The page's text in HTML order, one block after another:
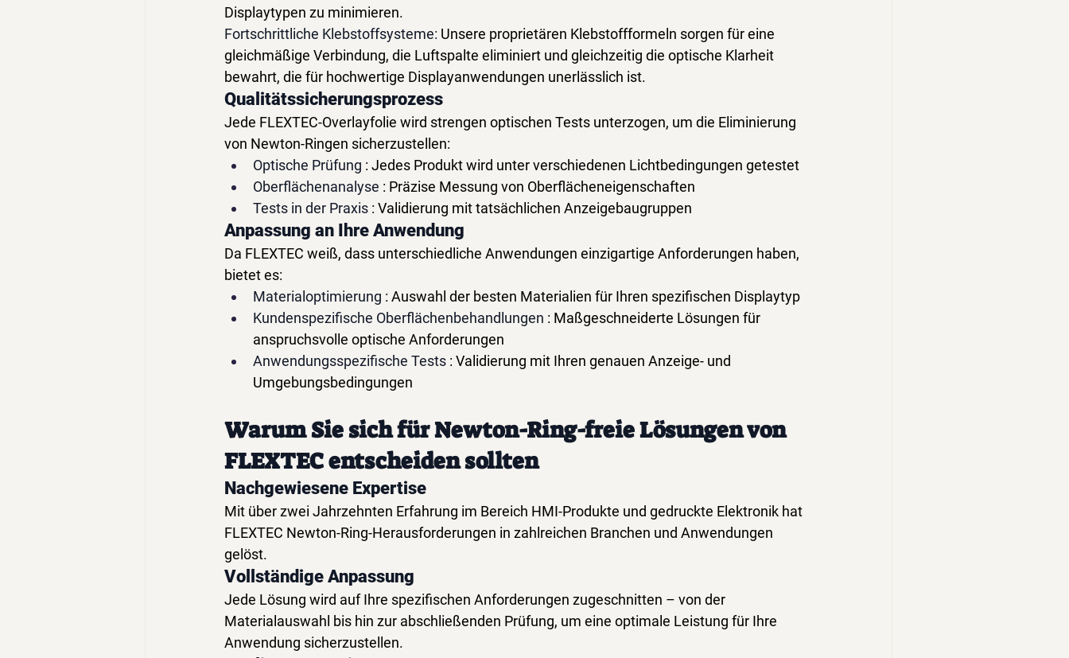
Displaytypen zu minimieren.
Fortschrittliche Klebstoffsysteme: Unsere proprietären Klebstoffformeln sorgen für eine
gleichmäßige Verbindung, die Luftspalte eliminiert und gleichzeitig die optische Klarheit
bewahrt, die für hochwertige Displayanwendungen unerlässlich ist.
Qualitätssicherungsprozess
Jede FLEXTEC-Overlayfolie wird strengen optischen Tests unterzogen, um die Eliminierung
von Newton-Ringen sicherzustellen:
Optische Prüfung : Jedes Produkt wird unter verschiedenen Lichtbedingungen getestet
Oberflächenanalyse : Präzise Messung von Oberflächeneigenschaften
Tests in der Praxis : Validierung mit tatsächlichen Anzeigebaugruppen
Anpassung an Ihre Anwendung
Da FLEXTEC weiß, dass unterschiedliche Anwendungen einzigartige Anforderungen haben,
bietet es:
Materialoptimierung : Auswahl der besten Materialien für Ihren spezifischen Displaytyp
Kundenspezifische Oberflächenbehandlungen : Maßgeschneiderte Lösungen für
anspruchsvolle optische Anforderungen
Anwendungsspezifische Tests : Validierung mit Ihren genauen Anzeige- und
Umgebungsbedingungen
Warum Sie sich für Newton-Ring-freie Lösungen von
FLEXTEC entscheiden sollten
Nachgewiesene Expertise
Mit über zwei Jahrzehnten Erfahrung im Bereich HMI-Produkte und gedruckte Elektronik hat
FLEXTEC Newton-Ring-Herausforderungen in zahlreichen Branchen und Anwendungen
gelöst.
Vollständige Anpassung
Jede Lösung wird auf Ihre spezifischen Anforderungen zugeschnitten – von der
Materialauswahl bis hin zur abschließenden Prüfung, um eine optimale Leistung für Ihre
Anwendung sicherzustellen.